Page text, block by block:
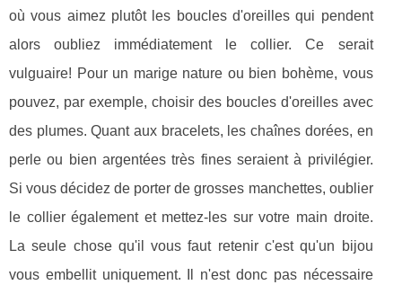
où vous aimez plutôt les boucles d'oreilles qui pendent
alors oubliez immédiatement le collier. Ce serait
vulguaire! Pour un marige nature ou bien bohème, vous
pouvez, par exemple, choisir des boucles d'oreilles avec
des plumes. Quant aux bracelets, les chaînes dorées, en
perle ou bien argentées très fines seraient à privilégier.
Si vous décidez de porter de grosses manchettes, oublier
le collier également et mettez-les sur votre main droite.
La seule chose qu'il vous faut retenir c'est qu'un bijou
vous embellit uniquement. Il n'est donc pas nécessaire